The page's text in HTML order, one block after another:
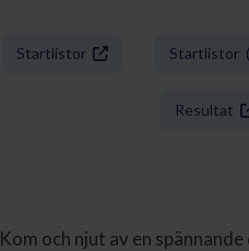
Startlistor Startlistor
Resultat
Kom och njut av en